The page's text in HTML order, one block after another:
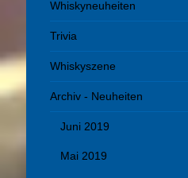
Whiskyneuheiten
Trivia
Whiskyszene
Archiv - Neuheiten
Juni 2019
Mai 2019